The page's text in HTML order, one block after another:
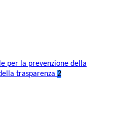
per la prevenzione della
trasparenza 2